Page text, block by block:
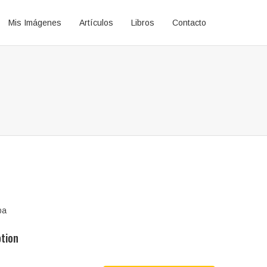
Mis Imágenes Artículos Libros Contacto